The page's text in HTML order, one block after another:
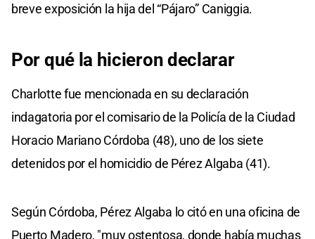
breve exposición la hija del “Pájaro” Caniggia.
Por qué la hicieron declarar
Charlotte fue mencionada en su declaración
indagatoria por el comisario de la Policía de la Ciudad
Horacio Mariano Córdoba (48), uno de los siete
detenidos por el homicidio de Pérez Algaba (41).
Según Córdoba, Pérez Algaba lo citó en una oficina de
Puerto Madero, "muy ostentosa, donde había muchas